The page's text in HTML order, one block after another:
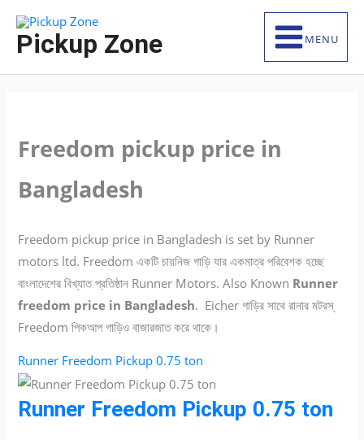
contentPickup Zone MENU
Freedom pickup price in
Bangladesh
Freedom pickup price in Bangladesh is set by Runner
motors ltd. Freedom একটি চায়নিজ গাড়ি যার একমাত্র পরিবেশক হচ্ছে
বাংলাদেশের বিখ্যাত প্রতিষ্ঠান Runner Motors. Also Known Runner
freedom price in Bangladesh. Eicher গাড়ির সাথে রানার মটরস্
Freedom পিকআপ গাড়িও বাজারজাত করে থাকে।
Runner Freedom Pickup 0.75 ton
Runner Freedom Pickup 0.75 ton
e
a
r